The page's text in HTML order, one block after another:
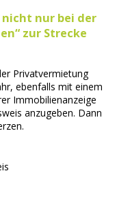
nicht nur bei der
zur Strecke
Privatvermietung
ebenfalls mit einem
Immobilienanzeige
anzugeben. Dann